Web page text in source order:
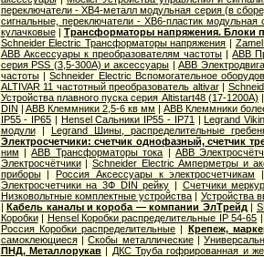
переключатели - XB4-металл модульная серия (в
сигнальные, переключатели - XB6-пластик модульная
кулачковые| Трансформаторы напряжения. Блоки
Schneider Electric Трансформаторы напряжения |
ABB Аксессуары к преобразователям частоты |ABB
серия PSS (3,5-300А) и аксессуары |ABB
частоты|Schneider Electric Вспомогательное
ALTIVAR 11 частотный преобразователь altivar|
Устройства плавного пуска серия Altistart48 (17-1200А)
DIN | ABB Клеммники 2,5-6 кв мм |ABB Клеммники
IP55 - IP65 | Hensel Сальники IP55 - IP71 |Legrand
модули| Legrand Шины, распределительные
Электросчетчики: счетчик однофазный, счетчик
ним |ABB Трансформаторы тока |ABB
Электросчётчики| Schneider Electric Амперметры и
приборы|Россия Аксессуары к электросчетчикам
Электросчетчики на 3Ф DIN рейку | Счетчики
Низковольтные комплектные устройства | Устройства
|Кабель каналы и короба — компании ЭлТрейд |
Коробки| Hensel Коробки распределительные IP 54-65
Россия Коробки распределительные | Крепеж,
самоклеющиеся|Скобы металлические|
ПНД, Металлорукав| ДКС Труба гофрированная и